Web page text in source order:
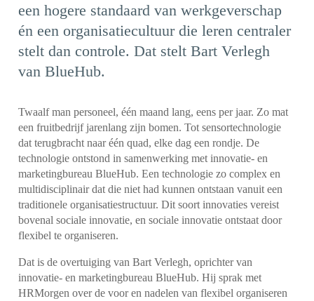
een hogere standaard van werkgeverschap
én een organisatiecultuur die leren centraler
stelt dan controle. Dat stelt Bart Verlegh
van BlueHub.
Twaalf man personeel, één maand lang, eens per jaar. Zo mat
een fruitbedrijf jarenlang zijn bomen. Tot sensortechnologie
dat terugbracht naar één quad, elke dag een rondje. De
technologie ontstond in samenwerking met innovatie- en
marketingbureau BlueHub. Een technologie zo complex en
multidisciplinair dat die niet had kunnen ontstaan vanuit een
traditionele organisatiestructuur. Dit soort innovaties vereist
bovenal sociale innovatie, en sociale innovatie ontstaat door
flexibel te organiseren.
Dat is de overtuiging van Bart Verlegh, oprichter van
innovatie- en marketingbureau BlueHub. Hij sprak met
HRMorgen over de voor en nadelen van flexibel organiseren